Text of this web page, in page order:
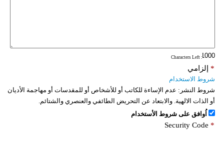
: Characters Left
إلزامي *
شروط الاستخدام
شروط النشر: عدم الإساءة للكاتب أو للأشخاص أو للمقدسات أو مهاجمة الأديان
أو الذات الالهية. والابتعاد عن التحريض الطائفي والعنصري والشتائم.
اُوافق على شروط الأستخدام
Security Code *